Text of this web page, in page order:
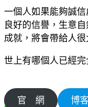
一個人如果能夠誠
良好的信譽，生意
成就，將會帶給人很
世上有哪個人已經
官 網 博